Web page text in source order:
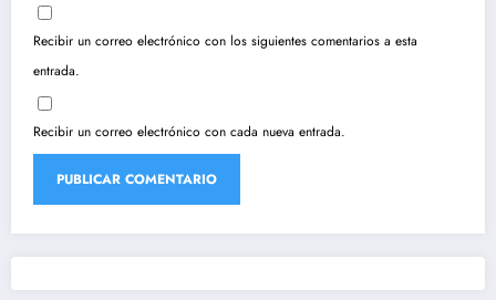
Recibir un correo electrónico con los siguientes comentarios a esta
entrada.
Recibir un correo electrónico con cada nueva entrada.